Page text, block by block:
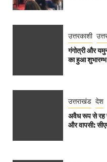
उत्तरकाशी
गंगोत्री और
का हुआ शुभारम्भ
उत्तराखंड देश
अवैध रूप से रह
और वापसी: